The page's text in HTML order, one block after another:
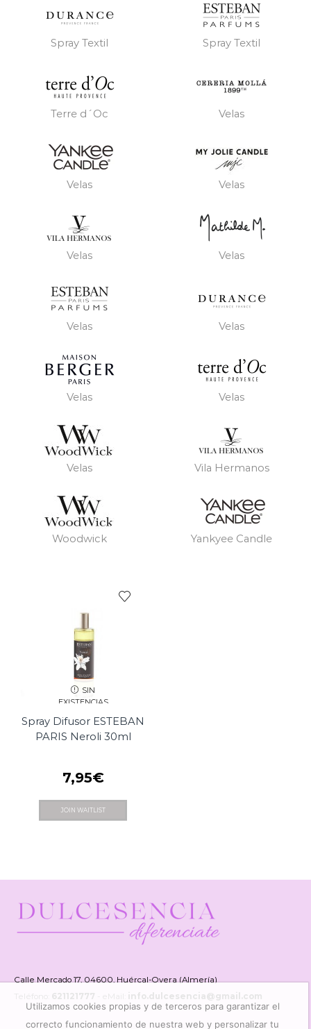
Spray Textil Spray Textil
Terre d´Oc Velas
Velas Velas
Velas Velas
Velas Velas
Velas Velas
Velas Vila Hermanos
Woodwick Yankyee Candle
SIN
EXISTENCIAS
Spray Difusor ESTEBAN
PARIS Neroli 30ml
7,95€
JOIN WAITLIST
Calle Mercado 17, 04600, Huércal-Overa (Almería)
Teléfono: 621121777 info.dulcesencia@gmail.com
Utilizamos cookies propias y de terceros para garantizar el
correcto funcionamiento de nuestra web y personalizar tu